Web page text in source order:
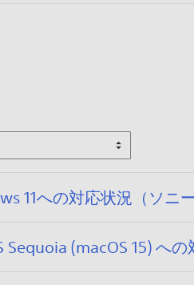
/
1
2
/
11への対応状況（ソニ
Sequoia (macOS 15) へ